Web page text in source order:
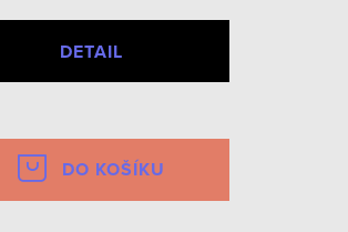
DETAIL
DO KOŠÍKU